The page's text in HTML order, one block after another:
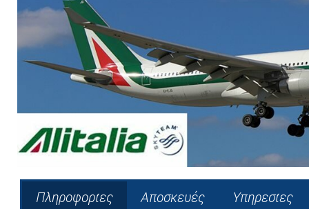
Πληροφορίες Αποσκευές Υπηρεσίες